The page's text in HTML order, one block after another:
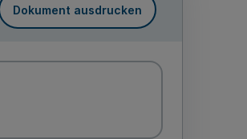
Dokument ausdrucken